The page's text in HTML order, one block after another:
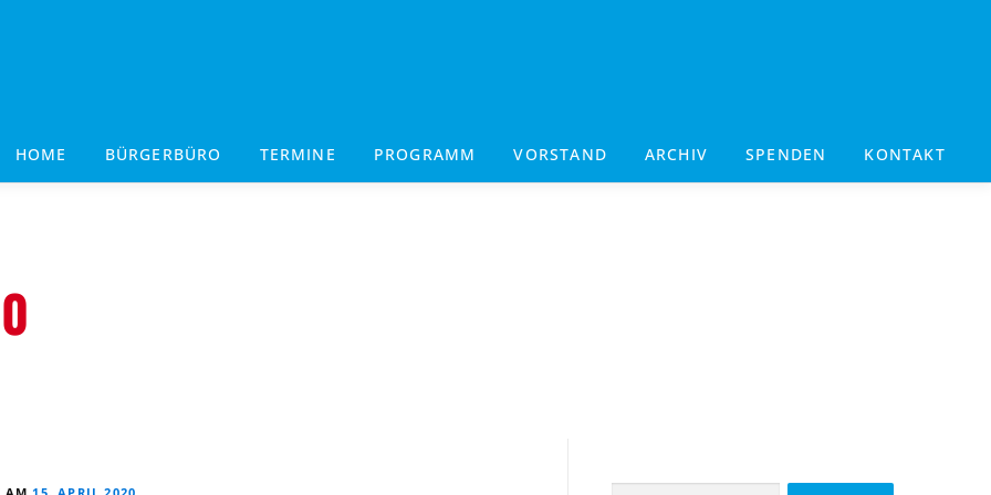
HOME BÜRGERBÜRO TERMINE PROGRAMM VORSTAND ARCHIV SPENDEN KONTAKT